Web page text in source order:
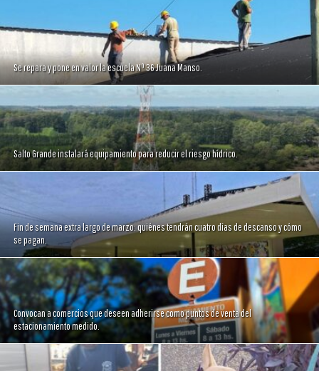
Se repara y pone en valor la escuela Nº 36 Juana Manso.
Salto Grande instalará equipamiento para reducir el riesgo hídrico.
Fin de semana extra largo de marzo: quiénes tendrán cuatro días de descanso y cómo
se pagan.
Convocan a comercios que deseen adherirse como puntos de venta del
estacionamiento medido.